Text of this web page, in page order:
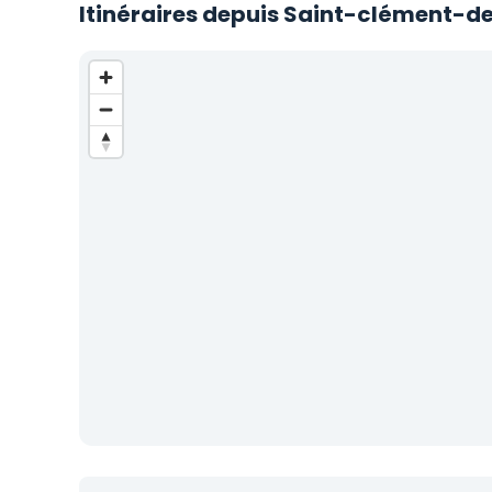
Itinéraires depuis Saint-clément-